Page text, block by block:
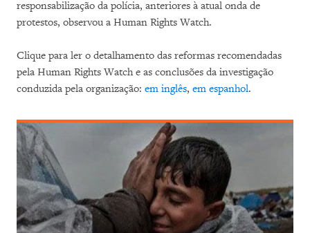
responsabilização da polícia, anteriores à atual onda de
protestos, observou a Human Rights Watch.
Clique para ler o detalhamento das reformas recomendadas
pela Human Rights Watch e as conclusões da investigação
conduzida pela organização: em inglês, em espanhol.